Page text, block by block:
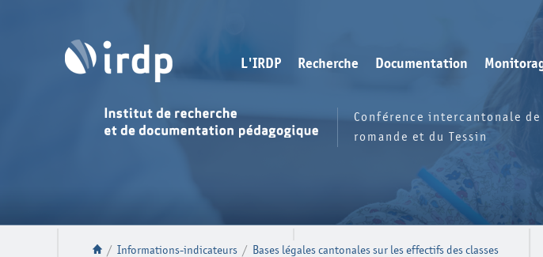
L'IRDP Recherche Documentation
Conférence intercantonale
romande et du Tessin
/ Informations-indicateurs / Bases légales cantonales sur les effectifs des classes